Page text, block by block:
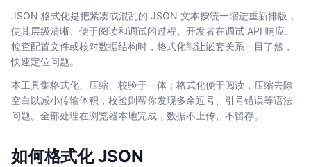
JSON 格式化是把紧凑或混乱的 JSON 文本按统一缩进重新排版，
使其层级清晰、便于阅读和调试的过程。开发者在调试 API 响应、
检查配置文件或核对数据结构时，格式化能让嵌套关系一目了然，
快速定位问题。
本工具集格式化、压缩、校验于一体：格式化便于阅读，压缩去除
空白以减小传输体积，校验则帮你发现多余逗号、引号错误等语法
问题。全部处理在浏览器本地完成，数据不上传、不留存。
如何格式化 JSON